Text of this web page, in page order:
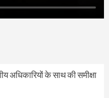
अधिकारियों के साथ की समीक्षा